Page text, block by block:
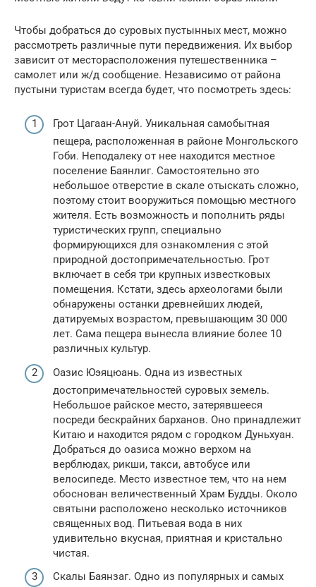
Чтобы добраться до суровых пустынных мест, можно
рассмотреть различные пути передвижения. Их выбор
зависит от месторасположения путешественника –
самолет или ж/д сообщение. Независимо от района
пустыни туристам всегда будет, что посмотреть здесь:
Грот Цагаан-Ануй. Уникальная самобытная
пещера, расположенная в районе Монгольского
Гоби. Неподалеку от нее находится местное
поселение Баянлиг. Самостоятельно это
небольшое отверстие в скале отыскать сложно,
поэтому стоит вооружиться помощью местного
жителя. Есть возможность и пополнить ряды
туристических групп, специально
формирующихся для ознакомления с этой
природной достопримечательностью. Грот
включает в себя три крупных известковых
помещения. Кстати, здесь археологами были
обнаружены останки древнейших людей,
датируемых возрастом, превышающим 30 000
лет. Сама пещера вынесла влияние более 10
различных культур.
Оазис Юэяцюань. Одна из известных
достопримечательностей суровых земель.
Небольшое райское место, затерявшееся
посреди бескрайних барханов. Оно принадлежит
Китаю и находится рядом с городком Дуньхуан.
Добраться до оазиса можно верхом на
верблюдах, рикши, такси, автобусе или
велосипеде. Место известное тем, что на нем
обоснован величественный Храм Будды. Около
святыни расположено несколько источников
священных вод. Питьевая вода в них
удивительно вкусная, приятная и кристально
чистая.
Скалы Баянзаг. Одно из популярных и самых